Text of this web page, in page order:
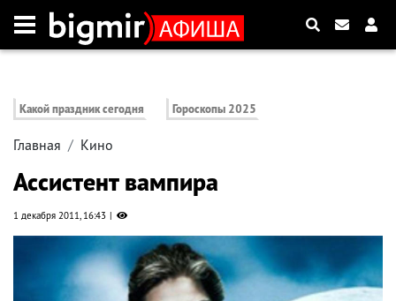
Какой праздник сегодня Гороскопы 2025
Главная Кино
Ассистент вампира
1 декабря 2011, 16:43